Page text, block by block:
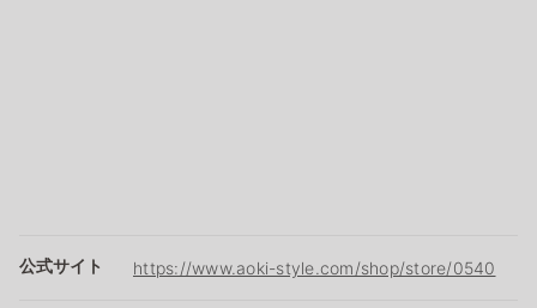
公式サイト https://www.aoki-style.com/shop/store/0540